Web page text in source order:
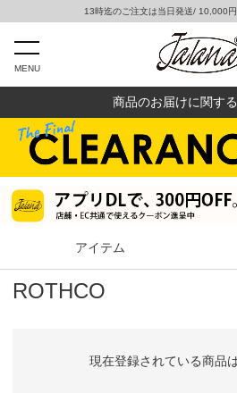
13時迄のご注文は当日発送/ 10,000
MENU
商品のお届けに関す
アイテム
ROTHCO
現在登録されている商品